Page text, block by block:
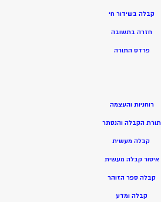
קבלה בשידור חי
חזרה בתשובה
פרדס התורה
רוחניות והעצמה
תורת הקבלה והנסתר
קבלה מעשית
איסור קבלה מעשית
קבלה ספר הזוהר
קבלה ומדע